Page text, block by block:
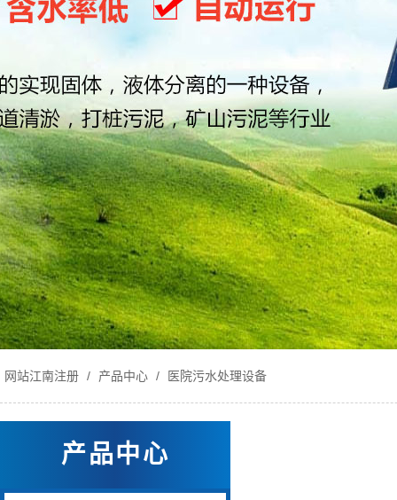
网站江南注册 / 产品中心 / 医院污水处理设备
产品中心